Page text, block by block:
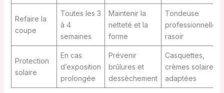
Refaire la
coupe
Toutes les 3
à 4
semaines
Maintenir la
netteté et la
forme
Tondeuse
professionnelle,
rasoir
Protection
solaire
En cas
d’exposition
prolongée
Prévenir
brûlures et
dessèchement
Casquettes,
crèmes solaires
adaptées